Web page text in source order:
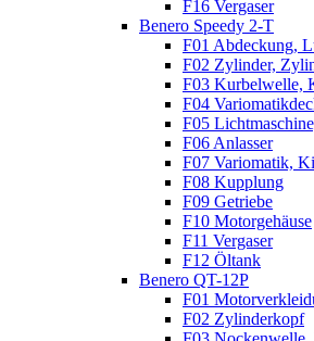
F16 Vergaser
Benero Speedy 2-T
F01 Abdeckung,
F02 Zylinder,
F03 Kurbelwelle,
F04
F05
F06 Anlasser
F07 Variomatik,
F08 Kupplung
F09 Getriebe
F10 Motorgehäuse
F11 Vergaser
F12 Öltank
Benero QT-12P
F01
F02 Zylinderkopf